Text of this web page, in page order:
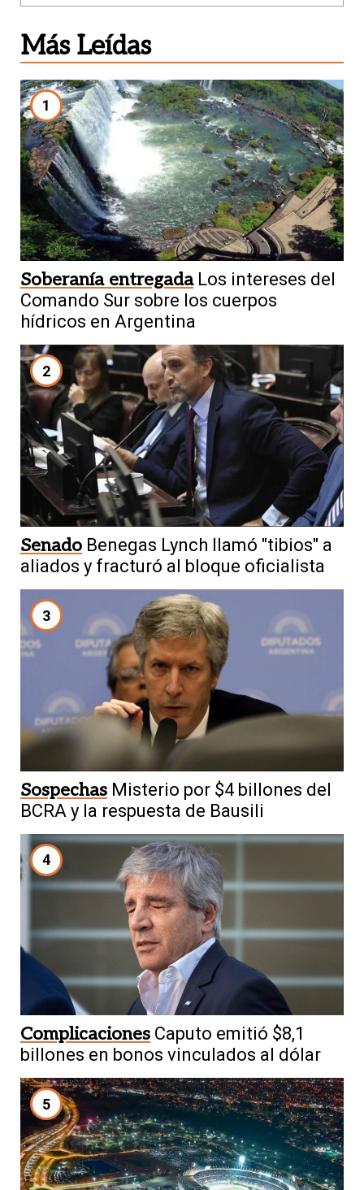
Más Leídas
1
Soberanía entregada Los intereses del
Comando Sur sobre los cuerpos
hídricos en Argentina
2
Senado Benegas Lynch llamó "tibios" a
aliados y fracturó al bloque oficialista
3
Sospechas Misterio por $4 billones del
BCRA y la respuesta de Bausili
4
Complicaciones Caputo emitió $8,1
billones en bonos vinculados al dólar
5